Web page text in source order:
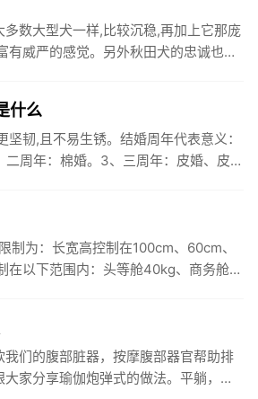
数大型犬一样,比较沉稳,再加上它那庞
有威严的感觉。另外秋田犬的忠诚也是
什么
韧,且不易生锈。结婚周年代表意义：
二周年：棉婚。3、三周年：皮婚、皮革
制为：长宽高控制在100cm、60cm、
在以下范围内：头等舱40kg、商务舱
们的腹部脏器，按摩腹部器官帮助排
家分享瑜伽炮弹式的做法。平躺，将